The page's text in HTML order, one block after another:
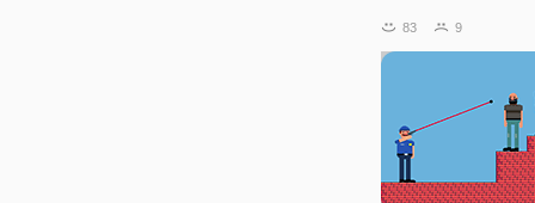
сенсорного экрана
прыгать. Поймать
83 9